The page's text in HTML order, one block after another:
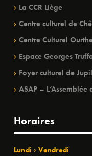
La CCR Liège
Centre culturel de
Centre Culturel
Espace Georges
Foyer culturel de
ASAP –
Horaires
Lundi › Vendredi